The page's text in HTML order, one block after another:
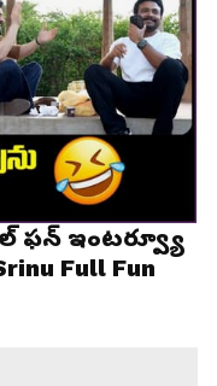
ఫన్ ఇంటర్వ్యూ
Full Fun